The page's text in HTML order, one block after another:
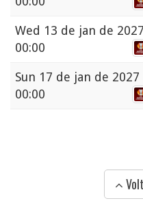
Wed 13 de jan de 2027
00:00
Sun 17 de jan de 2027
00:00